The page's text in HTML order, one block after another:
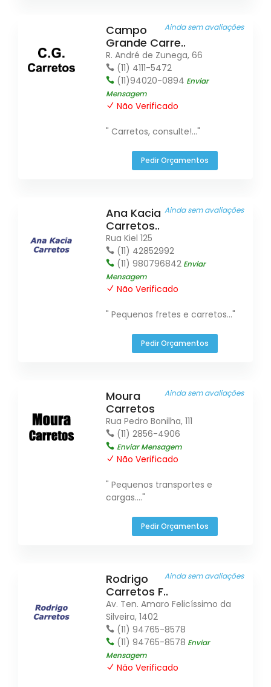
Ainda sem avaliações
Campo
Grande Carre..
R. André de Zunega, 66
(11) 4111-5472
(11)94020-0894 Enviar
Mensagem
Não Verificado
" Carretos, consulte!..."
Pedir Orçamentos
Ainda sem avaliações
Ana Kacia
Carretos..
Rua Kiel 125
(11) 42852992
(11) 980796842 Enviar
Mensagem
Não Verificado
" Pequenos fretes e carretos..."
Pedir Orçamentos
Ainda sem avaliações
Moura
Carretos
Rua Pedro Bonilha, 111
(11) 2856-4906
Enviar Mensagem
Não Verificado
" Pequenos transportes e
cargas...."
Pedir Orçamentos
Ainda sem avaliações
Rodrigo
Carretos F..
Av. Ten. Amaro Felicíssimo da
Silveira, 1402
(11) 94765-8578
(11) 94765-8578 Enviar
Mensagem
Não Verificado